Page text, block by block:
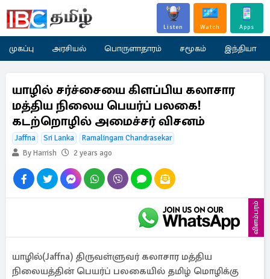
Listen Watch Apps
முகப்பு அரசியல் பொருளாதாரம் சமூகம் இந்தியா
யாழில் சர்ச்சையை கிளப்பிய கலாசார
மத்திய நிலைய பெயர்ப் பலகை!
கடற்றொழில் அமைச்சர் விசனம்
Jaffna Sri Lanka
Ramalingam Chandrasekar
By Harrish
2 years ago
விளம்பரம்
யாழில்(Jaffna) திருவள்ளுவர் கலாசார மத்திய
நிலையத்தின் பெயர்ப் பலகையில் தமிழ் மொழிக்கு